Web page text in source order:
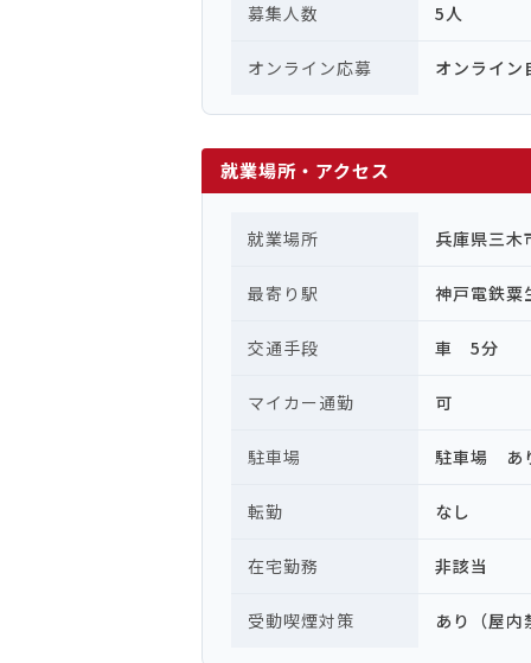
募集人数 5人
オンライン応募 オンライン
就業場所・アクセス
就業場所 兵庫県三木
最寄り駅 神戸電鉄
交通手段 車 5分
マイカー通勤 可
駐車場 駐車場 あ
転勤 なし
在宅勤務 非該当
受動喫煙対策 あり（屋内